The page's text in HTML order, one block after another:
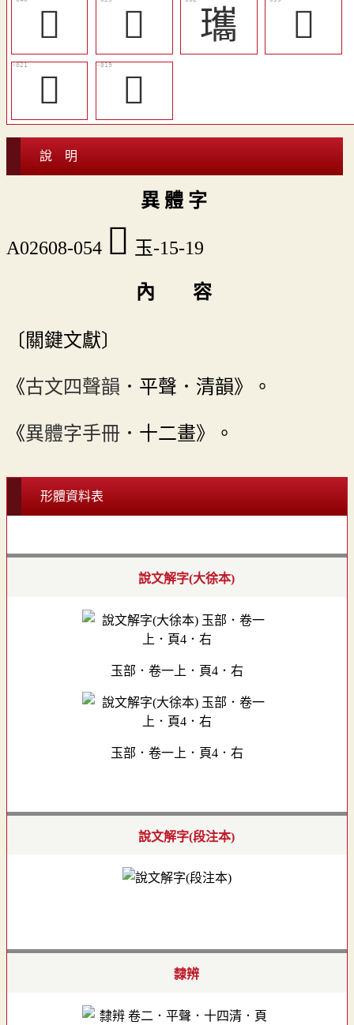
󳭧
󳭝 瓗
󳭹
󳭕
󳭓
說 明
異 體 字
A02608-054 󳭵 玉-15-19
內 容
〔關鍵文獻〕
《古文四聲韻 ．平聲．清韻》。
《異體字手冊 ．十二畫》。
形體資料表
說文解字(大徐本)
玉部．卷一上．頁4．右
玉部．卷一上．頁4．右
說文解字(段注本)
隸辨